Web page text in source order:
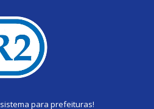
sistema para prefeituras!